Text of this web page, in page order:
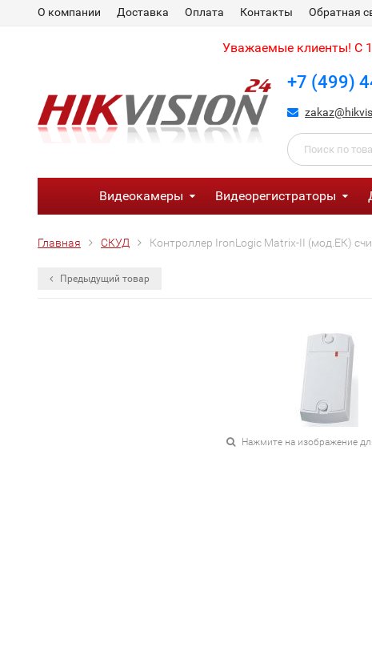
О компании Доставка Оплата Контакты Обратная
Уважаемые клиенты! С
+7 (499)
Видеокамеры Видеорегистраторы
Главная СКУД Контроллер IronLogic Matrix-II (мод.ЕК)
Предыдущий товар
Нажмите на изображение